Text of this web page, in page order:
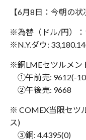
【6月8日：‪今朝の状
※為替（ドル/円）：
※N.Y.ダウ:
※銅LMEセツルメン
①午前売: 9612(-
②午後売: 9668
※ COMEX当限セツ
ス)
③銅: 4.4395(0)